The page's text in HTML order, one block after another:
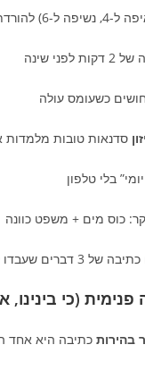
שינה
סדנאות טובות מלמדות
כוס מים + משפט כוונה
שעבדו לטובתך
(כי
בהירות כתיבה היא אחד